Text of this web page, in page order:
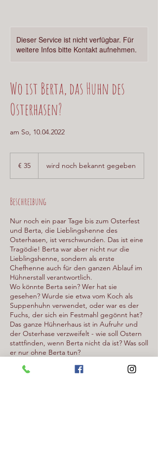
Dieser Service ist nicht verfügbar. Für
weitere Infos bitte Kontakt aufnehmen.
Wo ist Berta, das Huhn des
Osterhasen?
am So, 10.04.2022
€ 35 wird noch bekannt gegeben
Beschreibung
Nur noch ein paar Tage bis zum Osterfest
und Berta, die Lieblingshenne des
Osterhasen, ist verschwunden. Das ist eine
Tragödie! Berta war aber nicht nur die
Lieblingshenne, sondern als erste
Chefhenne auch für den ganzen Ablauf im
Hühnerstall verantwortlich.
Wo könnte Berta sein? Wer hat sie
gesehen? Wurde sie etwa vom Koch als
Suppenhuhn verwendet, oder war es der
Fuchs, der sich ein Festmahl gegönnt hat?
Das ganze Hühnerhaus ist in Aufruhr und
der Osterhase verzweifelt - wie soll Ostern
stattfinden, wenn Berta nicht da ist? Was soll
er nur ohne Berta tun?
Wir brauchen deine und die Hilfe deiner